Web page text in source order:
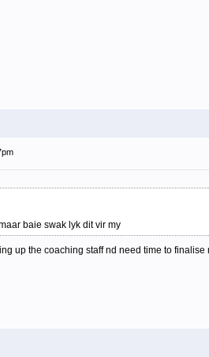
baie swak lyk dit vir my
up the coaching staff nd need time to